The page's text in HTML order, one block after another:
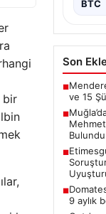
bir
BTC
Son
■
ve 15
■
Mehmet
Bulundu
■
■
9 aylık